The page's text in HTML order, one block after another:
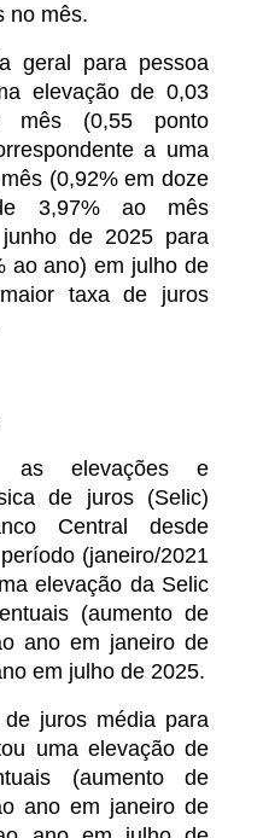
no mês.
geral para pessoa
elevação de 0,03
mês (0,55 ponto
a uma
(0,92% em doze
3,97% ao mês
de 2025 para
ao ano) em julho de
taxa de juros
as elevações e
de juros (Selic)
Central desde
(janeiro/2021
elevação da Selic
(aumento de
ano em janeiro de
em julho de 2025.
juros média para
uma elevação de
(aumento de
ano em janeiro de